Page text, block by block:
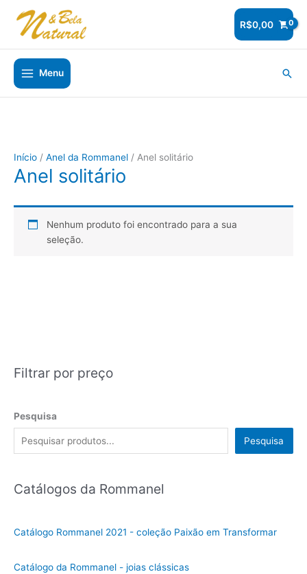
para
conteúdo
R$0,00
Menu
Filtrar por preço
Pesquisa
Pesquisa
Catálogos da Rommanel
Catálogo Rommanel 2021 - coleção Paixão em Transformar
Catálogo da Rommanel - joias clássicas
Início / Anel da Rommanel / Anel solitário
Anel solitário
Nenhum produto foi encontrado para a sua
seleção.